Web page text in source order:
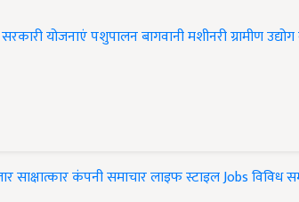
सरकारी योजनाएंपशुपालनबागवानीमशीनरीग्रामीण उद्योग
साक्षात्कारकंपनी समाचारलाइफ स्टाइलJobsविविध